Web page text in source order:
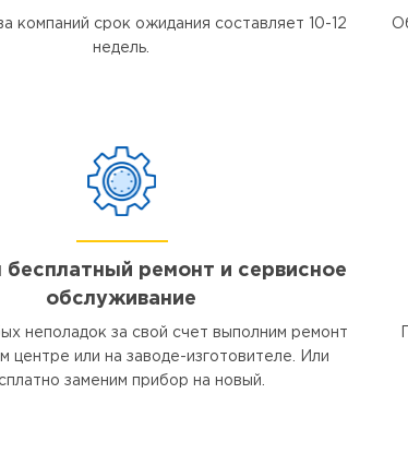
компаний срок ожидания составляет 10-12
недель.
бесплатный ремонт и сервисное
обслуживание
неполадок за свой счет выполним ремонт
центре или на заводе-изготовителе. Или
заменим прибор на новый.